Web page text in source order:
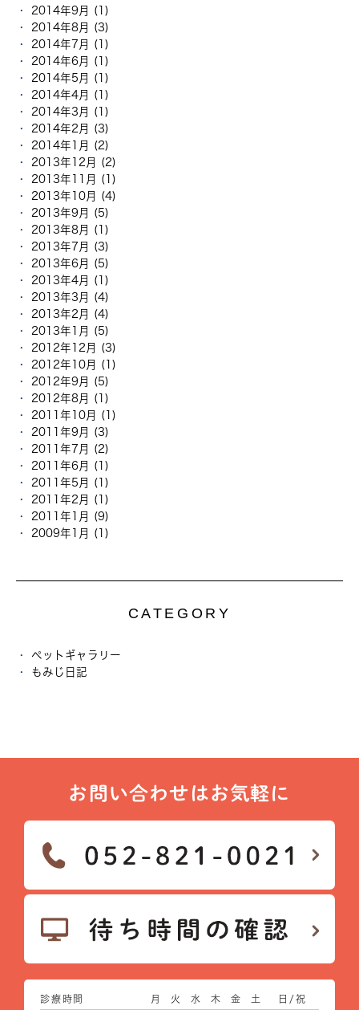
2014年9月 (1)
2014年8月 (3)
2014年7月 (1)
2014年6月 (1)
2014年5月 (1)
2014年4月 (1)
2014年3月 (1)
2014年2月 (3)
2014年1月 (2)
2013年12月 (2)
2013年11月 (1)
2013年10月 (4)
2013年9月 (5)
2013年8月 (1)
2013年7月 (3)
2013年6月 (5)
2013年4月 (1)
2013年3月 (4)
2013年2月 (4)
2013年1月 (5)
2012年12月 (3)
2012年10月 (1)
2012年9月 (5)
2012年8月 (1)
2011年10月 (1)
2011年9月 (3)
2011年7月 (2)
2011年6月 (1)
2011年5月 (1)
2011年2月 (1)
2011年1月 (9)
2009年1月 (1)
CATEGORY
ペットギャラリー
もみじ日記
お問い合わせはお気軽に
診療時間 月 火 水 木 金 土 日/祝